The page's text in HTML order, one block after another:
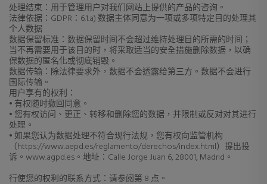
处理结束：用于管理用户对我们网站上提供的产品的咨询。
法律依据：GDPR：6.1.a) 数据主体同意为一项或多项特定目的处理其
个人数据
数据保留标准：数据保留时间不会超过维持处理目的所需的时间；
当不再需要用于该目的时，将采取适当的安全措施删除数据，以确
保数据的匿名化或彻底销毁。
数据传输：除法律要求外，数据不会透露给第三方。数据不会进行
国际传输。
用户享有的权利：
• 有权随时撤回同意。
• 您有权访问、更正、转移和删除您的数据，并限制或反对对其进行
处理。
• 如果您认为数据处理不符合现行法规，您有权向监管机构
（https://www.aepd.es/reglamento/derechos/index.html）提出投
诉。www.agpd.es。地址：Calle Jorge Juan 6, 28001, Madrid。
行使您的权利的联系方式：请参阅第 8 点。